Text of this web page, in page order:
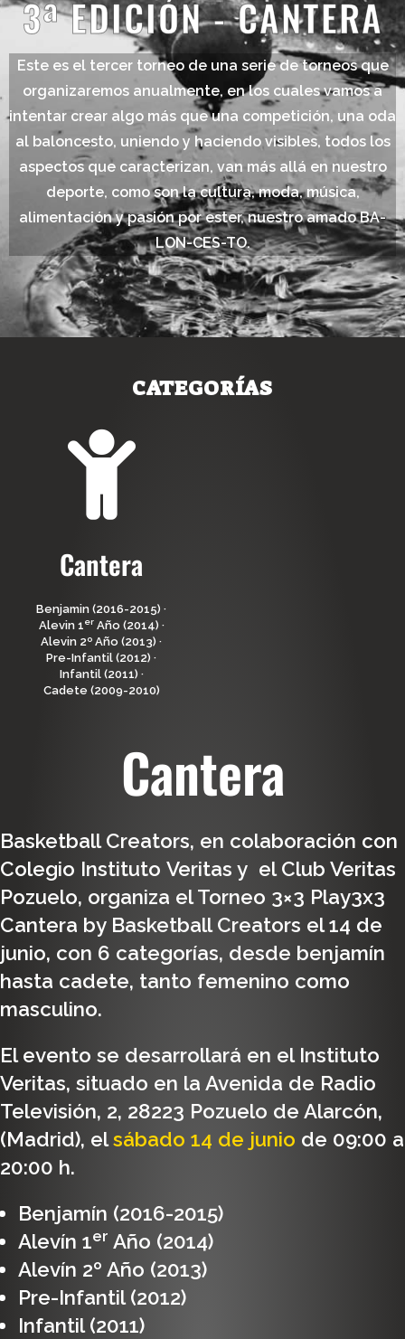
3ª EDICIÓN - CANTERA
Este es el tercer torneo de una serie de torneos que
organizaremos anualmente, en los cuales vamos a
intentar crear algo más que una competición, una oda
al baloncesto, uniendo y haciendo visibles, todos los
aspectos que caracterizan, van más allá en nuestro
deporte, como son la cultura, moda, música,
alimentación y pasión por ester, nuestro amado BA-
LON-CES-TO.
CATEGORÍAS
Cantera
Benjamin (2016-2015) ·
Alevin 1erAño (2014) ·
Alevin 2º Año (2013) ·
Pre-Infantil (2012) ·
Infantil (2011) ·
Cadete (2009-2010)
Cantera
Basketball Creators, en colaboración con
Colegio Instituto Veritas y el Club Veritas
Pozuelo, organiza el Torneo 3×3 Play3x3
Cantera by Basketball Creators el 14 de
junio, con 6 categorías, desde benjamín
hasta cadete, tanto femenino como
masculino.
El evento se desarrollará en el Instituto
Veritas, situado en la Avenida de Radio
Televisión, 2, 28223 Pozuelo de Alarcón,
(Madrid), elsábado 14 de junio de 09:00 a
20:00 h.
Benjamín (2016-2015)
Alevín 1er Año (2014)
Alevín 2º Año (2013)
Pre-Infantil (2012)
Infantil (2011)